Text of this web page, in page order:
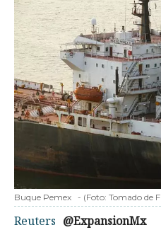
Buque Pemex - (Foto: Tomado de
Reuters @ExpansionMx